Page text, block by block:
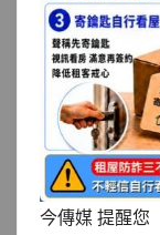
今傳媒 提醒您